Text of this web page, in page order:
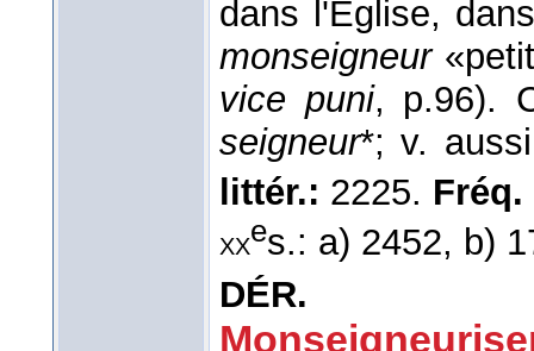
dans l'Église,
monseigneur
vice puni, p.96).
seigneur*; v.
littér.: 2225.
xxes.: a) 2452, b)
DÉR.